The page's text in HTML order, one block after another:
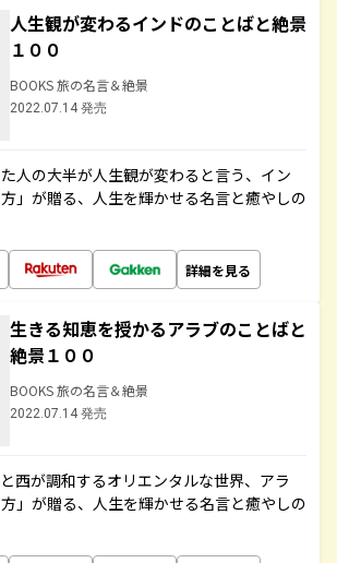
人生観が変わるインドのことばと絶景
１００
BOOKS 旅の名言＆絶景
2022.07.14 発売
人の大半が人生観が変わると言う、イン
」が贈る、人生を輝かせる名言と癒やしの
詳細を見る
生きる知恵を授かるアラブのことばと
絶景１００
BOOKS 旅の名言＆絶景
2022.07.14 発売
西が調和するオリエンタルな世界、アラ
」が贈る、人生を輝かせる名言と癒やしの